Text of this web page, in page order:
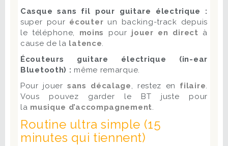
Casque sans fil pour guitare électrique :
super pour écouter un backing-track depuis
le téléphone, moins pour jouer en direct à
cause de la latence.
Écouteurs guitare électrique (in-ear
Bluetooth) : même remarque.
Pour jouersans décalage, restez en filaire.
Vous pouvez garder le BT juste pour
la musique d’accompagnement.
Routine ultra simple (15
minutes qui tiennent)